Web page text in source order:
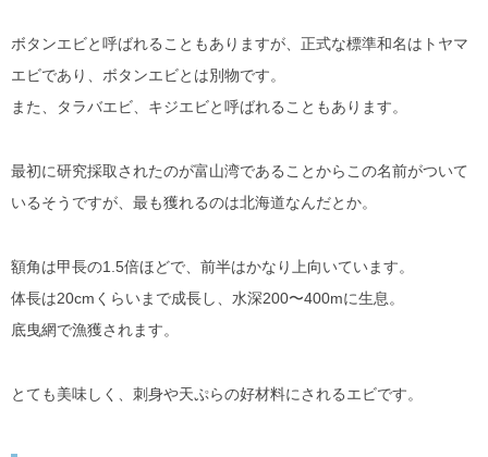
ボタンエビと呼ばれることもありますが、正式な標準和名はトヤマ
エビであり、ボタンエビとは別物です。
また、タラバエビ、キジエビと呼ばれることもあります。
最初に研究採取されたのが富山湾であることからこの名前がついて
いるそうですが、最も獲れるのは北海道なんだとか。
額角は甲長の1.5倍ほどで、前半はかなり上向いています。
体長は20cmくらいまで成長し、水深200〜400mに生息。
底曳網で漁獲されます。
とても美味しく、刺身や天ぷらの好材料にされるエビです。